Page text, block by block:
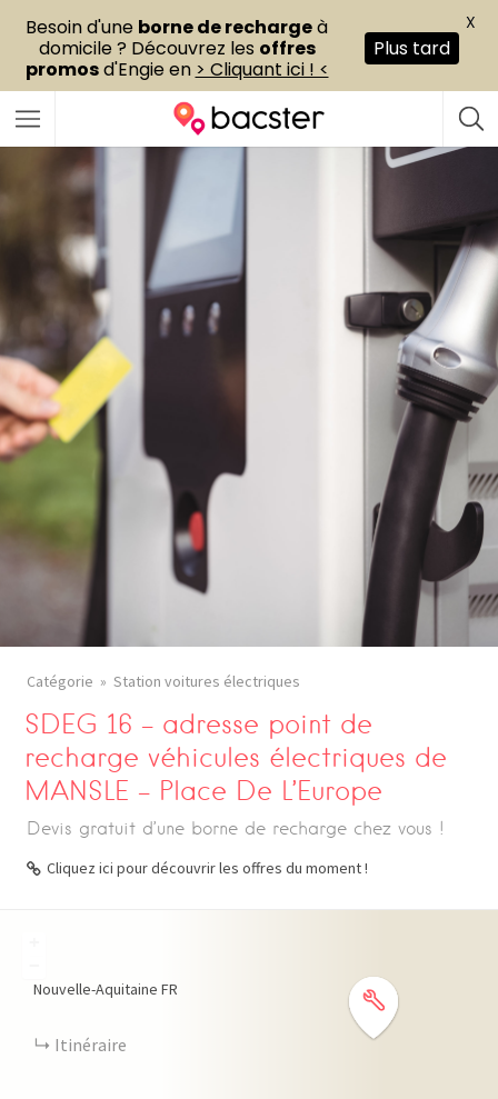
Catégorie Station voitures électriques
SDEG 16 – adresse point de
recharge véhicules électriques de
MANSLE – Place De L’Europe
Devis gratuit d’une borne de recharge chez vous !
Cliquez ici pour découvrir les offres du moment !
Nouvelle-Aquitaine FR
Itinéraire
Besoin d'une borne de rechargeà
domicile ? Découvrez les offres
promosd'Engie en > Cliquant ici ! <
Plus tard
X